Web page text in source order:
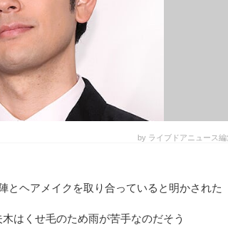
by ライブドアニュース
とヘアメイクを取り合っていると明かされた
はくせ毛のため雨が苦手なのだそう